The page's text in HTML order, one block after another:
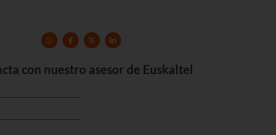
con nuestro asesor de Euskaltel